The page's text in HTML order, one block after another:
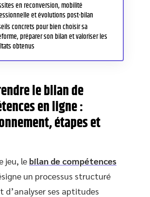
en reconversion, mobilité
et évolutions post-bilan
concrets pour bien choisir sa
préparer son bilan et valoriser les
obtenus
le bilan de
en ligne :
étapes et
jeu, le bilan de compétences
un processus structuré
d’analyser ses aptitudes